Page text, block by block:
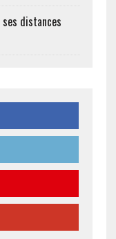
ses distances